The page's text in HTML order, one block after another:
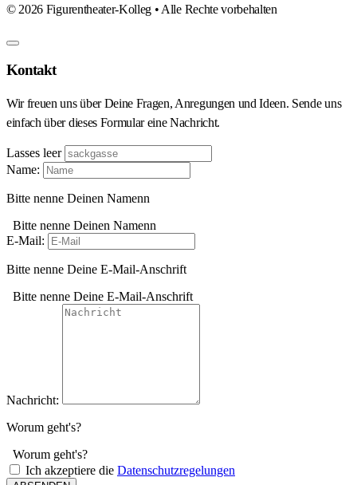
© 2026 Figurentheater-Kolleg • Alle Rechte vorbehalten
Kontakt
Wir freuen uns über Deine Fragen, Anregungen und Ideen. Sende uns
einfach über dieses Formular eine Nachricht.
Lasses leer
Name:
Bitte nenne Deinen Namenn
Bitte nenne Deinen Namenn
E-Mail:
Bitte nenne Deine E-Mail-Anschrift
Bitte nenne Deine E-Mail-Anschrift
Nachricht:
Worum geht's?
Worum geht's?
Ich akzeptiere die Datenschutzregelungen